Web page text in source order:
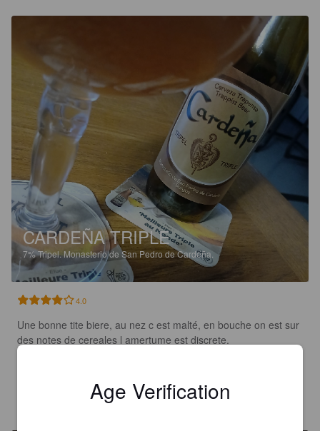
CARDEÑA TRIPLE
7%Tripel.Monasterio de San Pedro de Cardeña.
4.0
Une bonne tite biere, au nez c est malté, en bouche on est sur
des notes de cereales l amertume est discrete.
ALEXANDRE V
Age Verification